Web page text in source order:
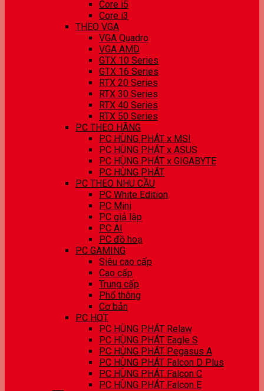
Core i5
Core i3
THEO VGA
VGA Quadro
VGA AMD
GTX 10 Series
GTX 16 Series
RTX 20 Series
RTX 30 Series
RTX 40 Series
RTX 50 Series
PC THEO HÃNG
PC HÙNG PHÁT x MSI
PC HÙNG PHÁT x ASUS
PC HÙNG PHÁT x GIGABYTE
PC HÙNG PHÁT
PC THEO NHU CẦU
PC White Edition
PC Mini
PC giả lập
PC AI
PC đồ hoạ
PC GAMING
Siêu cao cấp
Cao cấp
Trung cấp
Phổ thông
Cơ bản
PC HOT
PC HÙNG PHÁT Relaw
PC HÙNG PHÁT Eagle S
PC HÙNG PHÁT Pegasus A
PC HÙNG PHÁT Falcon D Plus
PC HÙNG PHÁT Falcon C
PC HÙNG PHÁT Falcon E